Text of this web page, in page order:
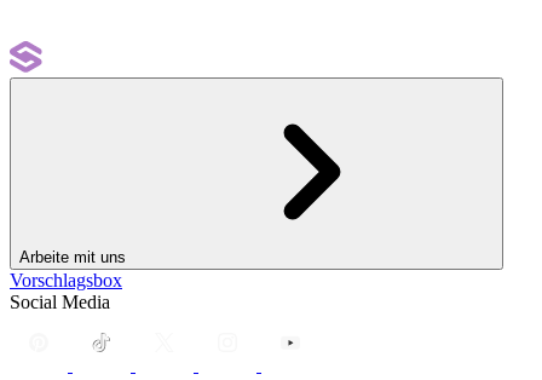
Arbeite mit uns
Vorschlagsbox
Social Media